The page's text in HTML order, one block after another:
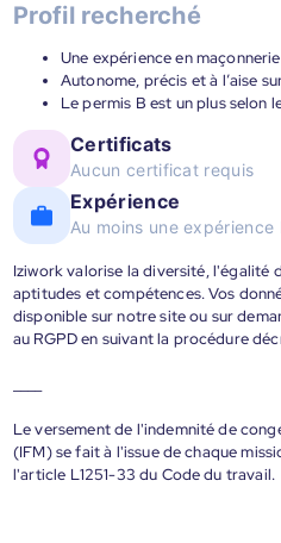
Profil recherché
Une expérience en maçonnerie
Autonome, précis et à l’aise
Le permis B est un plus selon
Certificats
Aucun certificat requis
Expérience
Au moins une
Iziwork valorise la diversité, l'égalité
aptitudes et compétences. Vos
disponible sur notre site ou sur
au RGPD en suivant la procédure
Le versement de l'indemnité de
(IFM) se fait à l'issue de chaque
l'article L1251-33 du Code du travail.